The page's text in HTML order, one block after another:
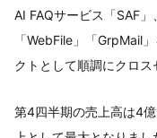
AI FAQサービス「SAF
「WebFile」「GrpMail
クトとして順調にクロス
第4四半期の売上高は4